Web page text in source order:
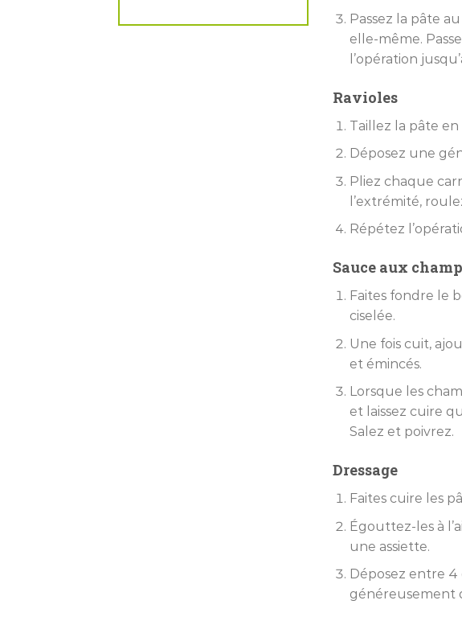
Passez la pâte
elle-même.
l’opération
Ravioles
Taillez la pâte
Déposez une
Pliez chaque
l’extrémité,
Répétez
Sauce aux
Faites fondre le
ciselée.
Une fois cuit,
et émincés.
Lorsque les
et laissez cuire
Salez et poivrez.
Dressage
Faites cuire les
Égouttez-les à
une assiette.
Déposez entre 4
généreusement